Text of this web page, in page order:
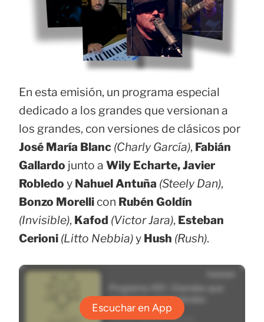
En esta emisión, un programa especial
dedicado a los grandes que versionan a
los grandes, con versiones de clásicos por
José María Blanc (Charly García), Fabián
Gallardo junto a Wily Echarte, Javier
Robledo y Nahuel Antuña (Steely Dan),
Bonzo Morelli con Rubén Goldín
(Invisible), Kafod (Victor Jara), Esteban
Cerioni (Litto Nebbia)y Hush (Rush).